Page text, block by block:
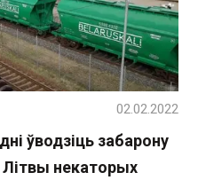
ўводзіць забарону
Літвы некаторых
02.02.2022